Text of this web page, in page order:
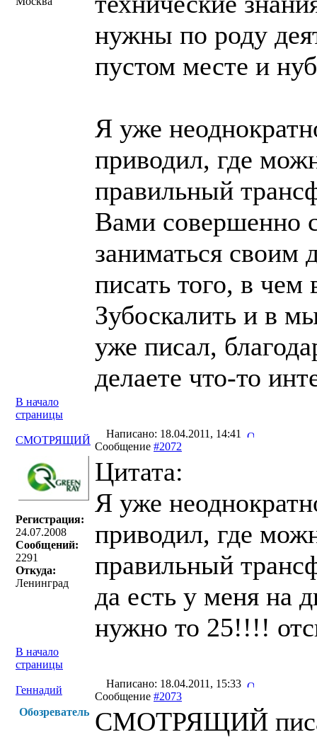
нужны по роду
пустом месте и
Я уже
приводил, где
правильный
Вами совершенно
заниматься своим
писать того, в
Зубоскалить и в
уже писал,
делаете что-то
В начало
страницы
СМОТРЯЩИЙ
Написано: 18.04.2011, 14:41
Сообщение #2072
Регистрация:
24.07.2008
Сообщений:
2291
Откуда:
Ленинград
Цитата:
Я уже
приводил, где
правильный
да есть у меня на
нужно то 25!!!!
В начало
страницы
Геннадий
Написано: 18.04.2011, 15:33
Сообщение #2073
Обозреватель СМОТРЯЩИЙ